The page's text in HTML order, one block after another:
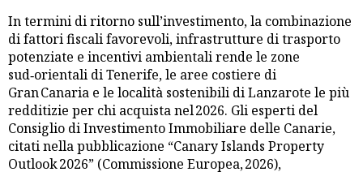
In termini di ritorno sull’investimento, la combinazione
di fattori fiscali favorevoli, infrastrutture di trasporto
potenziate e incentivi ambientali rende le zone
sud‑orientali di Tenerife, le aree costiere di
Gran Canaria e le località sostenibili di Lanzarote le più
redditizie per chi acquista nel 2026. Gli esperti del
Consiglio di Investimento Immobiliare delle Canarie,
citati nella pubblicazione “Canary Islands Property
Outlook 2026” (Commissione Europea, 2026),